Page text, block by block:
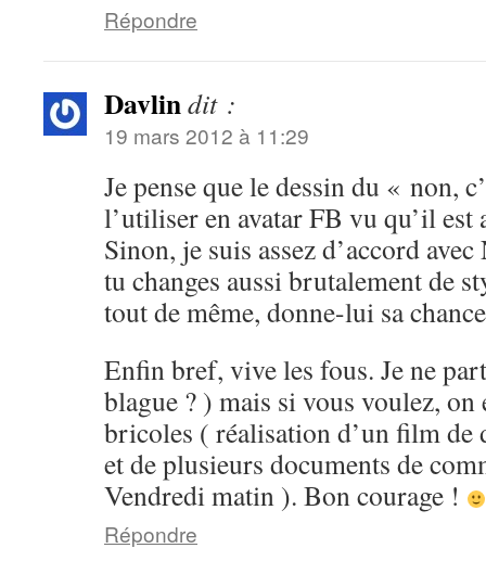
Répondre
Davlindit :
19 mars 2012 à 11:29
Je pense que le dessin du « non,
l’utiliser en avatar FB vu qu’il est
Sinon, je suis assez d’accord
tu changes aussi brutalement de
tout de même, donne-lui sa
Enfin bref, vive les fous. Je ne
blague ? ) mais si vous voulez, on
bricoles ( réalisation d’un film de
et de plusieurs documents de
Vendredi matin ). Bon courage !
Répondre